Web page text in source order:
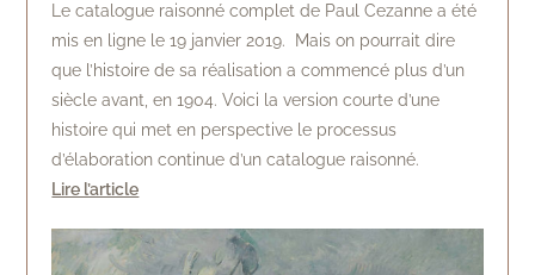
Le catalogue raisonné complet de Paul Cezanne a été
mis en ligne le 19 janvier 2019. Mais on pourrait dire
que l’histoire de sa réalisation a commencé plus d’un
siècle avant, en 1904. Voici la version courte d’une
histoire qui met en perspective le processus
d’élaboration continue d’un catalogue raisonné.
Lire l’article